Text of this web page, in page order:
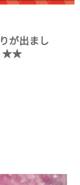
が出まし
★★